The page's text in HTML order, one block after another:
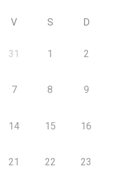
V S D
31 1 2
7 8 9
14 15 16
21 22 23